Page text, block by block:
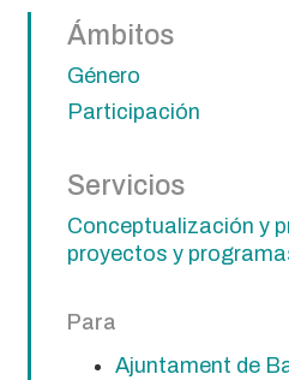
Ámbitos
Género
Participación
Servicios
Conceptualización y
proyectos y
Para
Ajuntament de